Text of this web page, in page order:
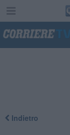
Indietro